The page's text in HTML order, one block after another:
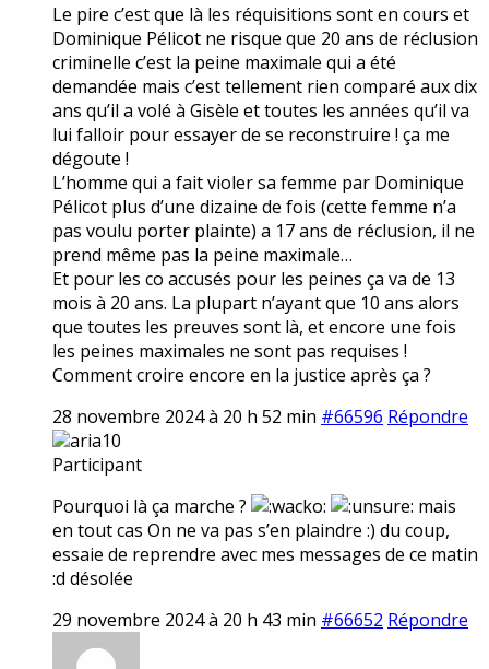
Le pire c’est que là les réquisitions sont en cours et
Dominique Pélicot ne risque que 20 ans de réclusion
criminelle c’est la peine maximale qui a été
demandée mais c’est tellement rien comparé aux dix
ans qu’il a volé à Gisèle et toutes les années qu’il va
lui falloir pour essayer de se reconstruire ! ça me
dégoute !
L’homme qui a fait violer sa femme par Dominique
Pélicot plus d’une dizaine de fois (cette femme n’a
pas voulu porter plainte) a 17 ans de réclusion, il ne
prend même pas la peine maximale…
Et pour les co accusés pour les peines ça va de 13
mois à 20 ans. La plupart n’ayant que 10 ans alors
que toutes les preuves sont là, et encore une fois
les peines maximales ne sont pas requises !
Comment croire encore en la justice après ça ?
28 novembre 2024 à 20 h 52 min #66596 Répondre
aria10
Participant
Pourquoi là ça marche ?
mais
en tout cas On ne va pas s’en plaindre :) du coup,
essaie de reprendre avec mes messages de ce matin
:d désolée
29 novembre 2024 à 20 h 43 min #66652 Répondre